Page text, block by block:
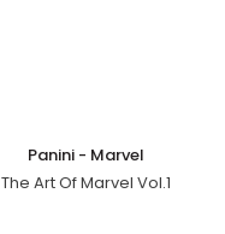
Panini - Marvel
The Art Of Marvel Vol.1